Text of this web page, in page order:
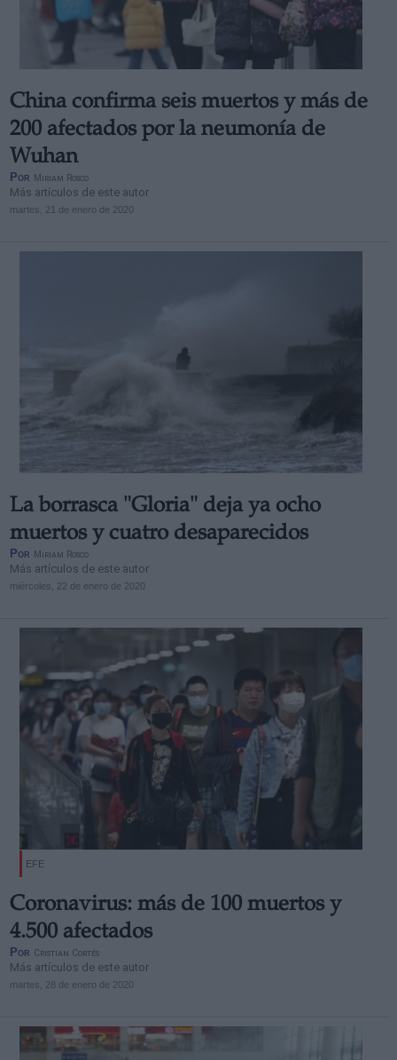
China confirma seis muertos y más de
200 afectados por la neumonía de
Wuhan
Por Miriam Rosco
Más artículos de este autor
martes, 21 de enero de 2020
La borrasca "Gloria" deja ya ocho
muertos y cuatro desaparecidos
Por Miriam Rosco
Más artículos de este autor
miércoles, 22 de enero de 2020
EFE
Coronavirus: más de 100 muertos y
4.500 afectados
Por Cristian Cortés
Más artículos de este autor
martes, 28 de enero de 2020
Derechos:
Información adicional
link